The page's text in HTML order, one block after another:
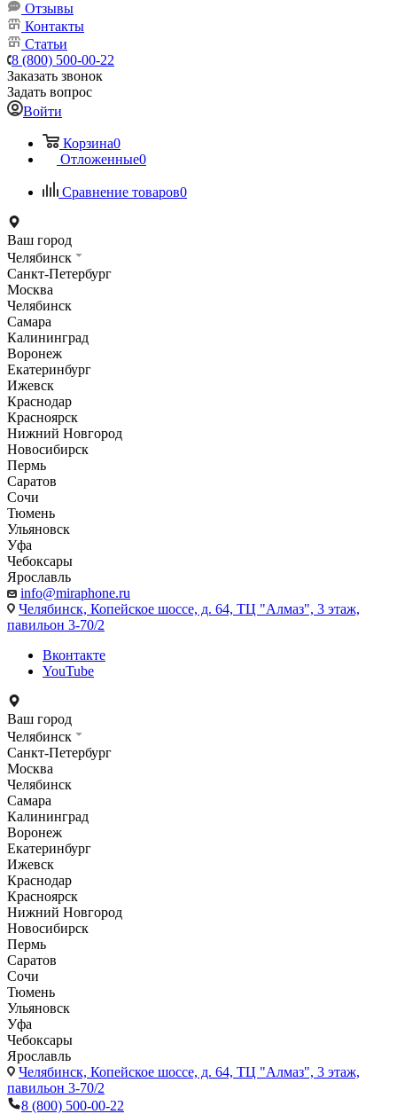
Отзывы
Контакты
Статьи
8 (800) 500-00-22
Заказать звонок
Задать вопрос
Войти
Корзина0
Отложенные0
Сравнение товаров0
Ваш город
Челябинск
Санкт-Петербург
Москва
Челябинск
Самара
Калининград
Воронеж
Екатеринбург
Ижевск
Краснодар
Красноярск
Нижний Новгород
Новосибирск
Пермь
Саратов
Сочи
Тюмень
Ульяновск
Уфа
Чебоксары
Ярославль
info@miraphone.ru
Челябинск, Копейское шоссе, д. 64, ТЦ "Алмаз", 3 этаж,
павильон 3-70/2
Вконтакте
YouTube
Ваш город
Челябинск
Санкт-Петербург
Москва
Челябинск
Самара
Калининград
Воронеж
Екатеринбург
Ижевск
Краснодар
Красноярск
Нижний Новгород
Новосибирск
Пермь
Саратов
Сочи
Тюмень
Ульяновск
Уфа
Чебоксары
Ярославль
Челябинск, Копейское шоссе, д. 64, ТЦ "Алмаз", 3 этаж,
павильон 3-70/2
8 (800) 500-00-22